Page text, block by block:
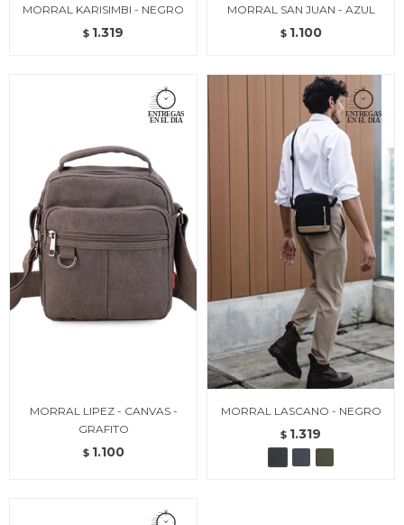
MORRAL KARISIMBI - NEGRO
$ 1.319
MORRAL SAN JUAN - AZUL
$ 1.100
MORRAL LIPEZ - CANVAS -
GRAFITO
$ 1.100
MORRAL LASCANO - NEGRO
$ 1.319